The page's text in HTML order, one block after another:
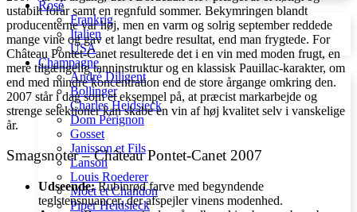
Rosé
Frankrig
Italien
USA
Champagne
André Diligent
Bollinger
Charles Heidsieck
Dom Pérignon
Gosset
Janisson et Fils
Lanson
Louis Roederer
Móet et Chandon
Piper Heidsieck
ustabilt forår samt en regnfuld sommer. Bekymringen blandt
producenterne var høj, men en varm og solrig september reddede
mange vine og gav et langt bedre resultat, end man frygtede. For
Château Pontet-Canet resulterede det i en vin med moden frugt, en
mere tilgængelig tanninstruktur og en klassisk Pauillac-karakter, om
end med mindre koncentration end de store årgange omkring den.
2007 står i dag som et eksempel på, at præcist markarbejde og
strenge selektioner kan skabe en vin af høj kvalitet selv i vanskelige
år.
Smagsnoter – Château Pontet-Canet 2007
Udseende:Rubinrød farve med begyndende
teglstensnuancer, der afspejler vinens modenhed.